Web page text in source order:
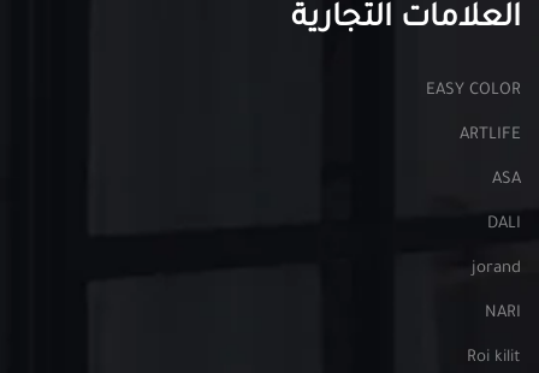
العلامات التجارية
EASY COLOR
ARTLIFE
ASA
DALI
jorand
NARI
Roi kilit